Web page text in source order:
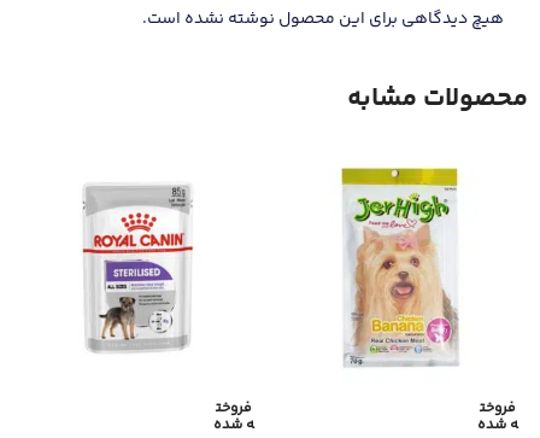
هیچ دیدگاهی برای این محصول نوشته نشده است.
محصولات مشابه
فروخت
ه شده
فروخت
ه شده